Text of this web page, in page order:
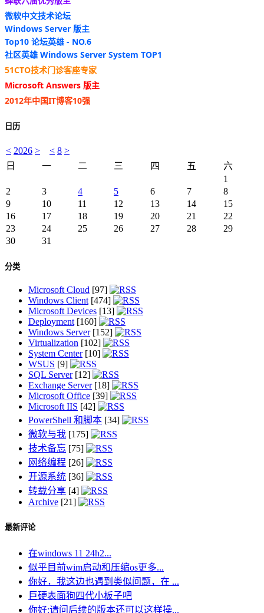
微软中文技术论坛
Windows Server 版主
Top10 论坛英雄 - NO.6
社区英雄 Windows Server System TOP1
51CTO技术门诊客座专家
Microsoft Answers 版主
2012年中国IT博客10强
日历
< 2026 > < 8 >
日
一 二 三 四 五
六
1
2
3 4 5 6 7
8
9
10 11 12 13 14
15
16
17 18 19 20 21
22
23
24 25 26 27 28
29
30
31
分类
Microsoft Cloud [97]
Windows Client[474]
Microsoft Devices [13]
Deployment[160]
Windows Server[152]
Virtualization [102]
System Center[10]
WSUS [9]
SQL Server[12]
Exchange Server[18]
Microsoft Office [39]
Microsoft IIS [42]
PowerShell 和脚本 [34]
微软与我 [175]
技术备忘 [75]
网络编程 [26]
开源系统 [36]
转载分享 [4]
Archive [21]
最新评论
在windows 11 24h2...
似乎目前wim启动和压缩os更多...
你好，我这边也遇到类似问题，在 ...
巨硬表面狗四代小板子吧
你好:请问后续的版本还可以这样操...